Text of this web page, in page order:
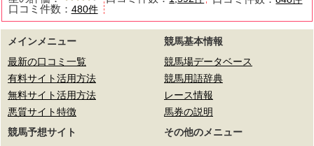
口コミ件数： 480件
メインメニュー
最新の口コミ一覧
有料サイト活用方法
無料サイト活用方法
悪質サイト特徴
競馬基本情報
競馬場データベース
競馬用語辞典
レース情報
馬券の説明
競馬予想サイト
その他のメニュー